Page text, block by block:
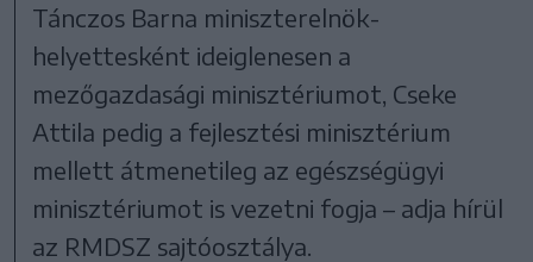
Tánczos Barna miniszterelnök-
helyettesként ideiglenesen a
mezőgazdasági minisztériumot, Cseke
Attila pedig a fejlesztési minisztérium
mellett átmenetileg az egészségügyi
minisztériumot is vezetni fogja – adja hírül
az RMDSZ sajtóosztálya.